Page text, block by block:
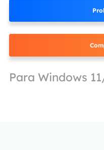
Para Windows